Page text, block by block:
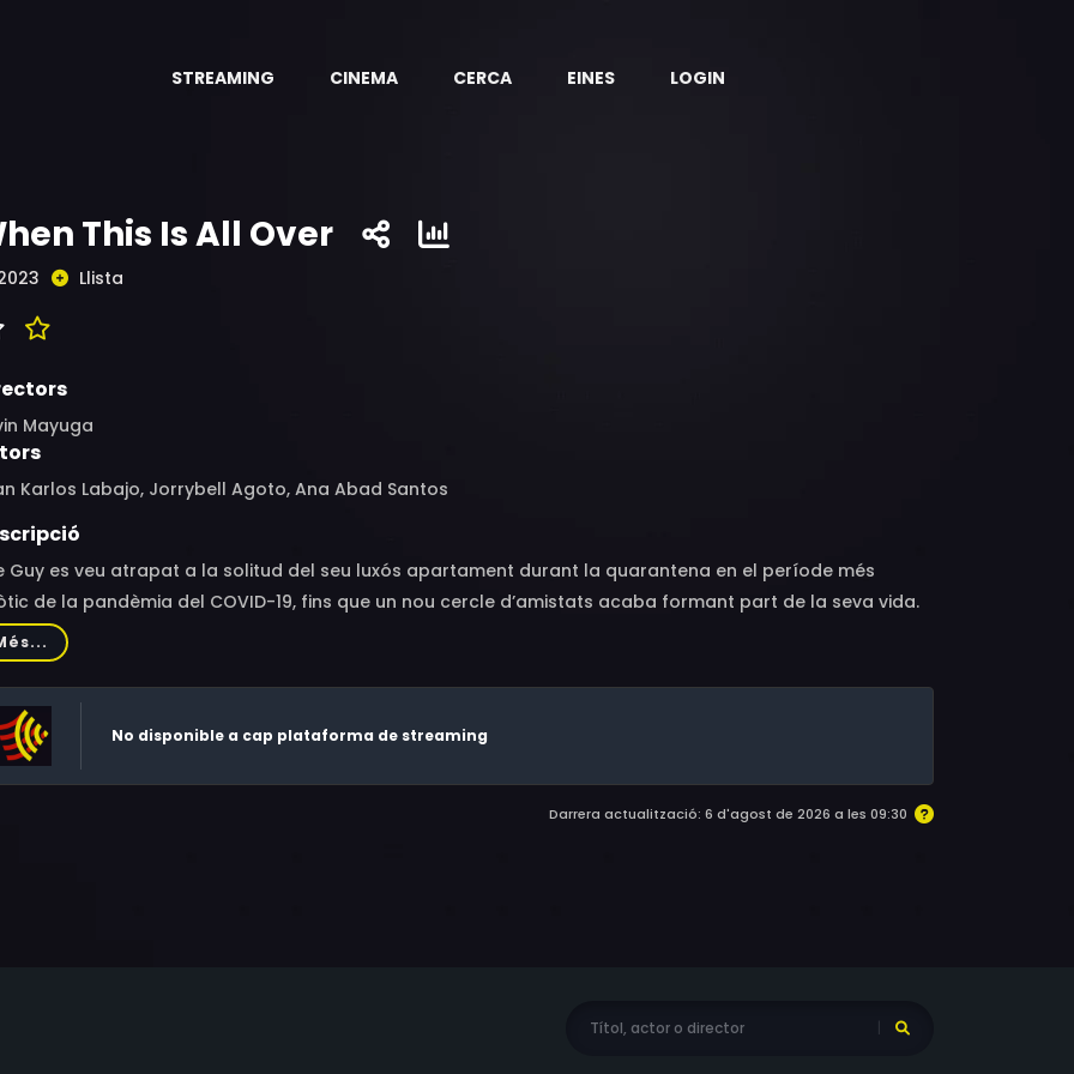
STREAMING CINEMA CERCA EINES LOGIN
This Is All Over
Llista
Mayuga
Karlos Labajo, Jorrybell Agoto, Ana Abad Santos
Guy es veu atrapat a la solitud del seu luxós apartament durant la quarantena en el període més
de la pandèmia del COVID-19, fins que un nou cercle d’amistats acaba formant part de la seva vida.
festes il·legals, coneix la Rose Marie, una treballadora del pis on resideix, que acaba sent la clau
canvi de vida.
No disponible a cap plataforma de streaming
Darrera actualització: 6 d'agost de 2026 a les 09:30